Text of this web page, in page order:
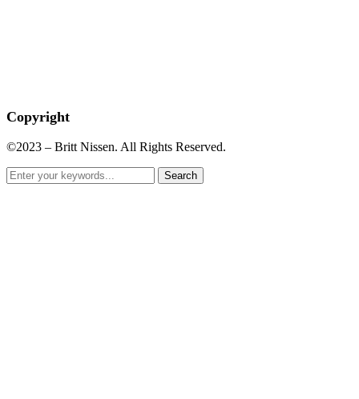
Copyright
©2023 – Britt Nissen. All Rights Reserved.